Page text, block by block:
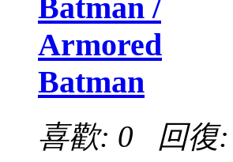
Batman /
Armored
Batman
喜歡: 0 回復: